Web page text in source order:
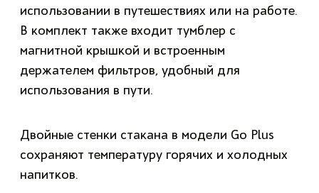
использовании в путешествиях или на работе.
В комплект также входит тумблер с
магнитной крышкой и встроенным
держателем фильтров, удобный для
использования в пути.
Двойные стенки стакана в модели Go Plus
сохраняют температуру горячих и холодных
напитков.